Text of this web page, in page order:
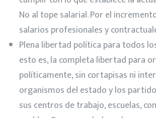
No al tope salarial. Por el
salarios profesionales y
Plena libertad política para todos
esto es, la completa libertad para
políticamente, sin cortapisas ni
organismos del estado y los
sus centros de trabajo, escuelas,